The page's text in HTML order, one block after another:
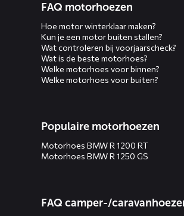
FAQ motorhoezen
Hoe motor winterklaar maken?
Kun je een motor buiten stallen?
Wat controleren bij voorjaarscheck?
Wat is de beste motorhoes?
Welke motorhoes voor binnen?
Welke motorhoes voor buiten?
Populaire motorhoezen
Motorhoes BMW R 1200 RT
Motorhoes BMW R 1250 GS
FAQ camper-/